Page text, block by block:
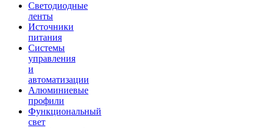
Светодиодные
ленты
Источники
питания
Системы
управления
и
автоматизации
Алюминиевые
профили
Функциональный
свет